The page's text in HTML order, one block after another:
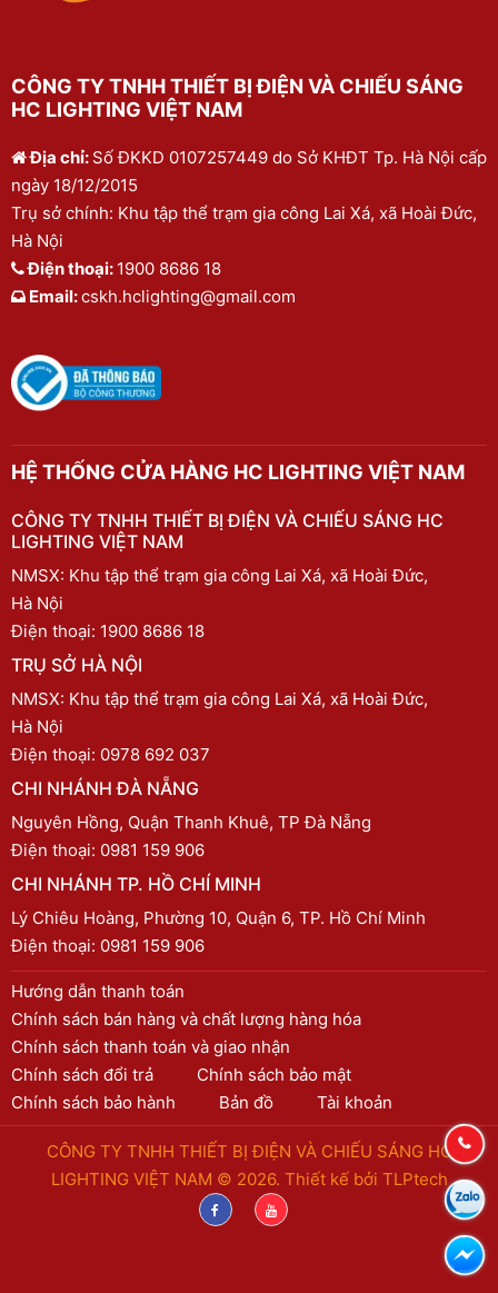
CÔNG TY TNHH THIẾT BỊ ĐIỆN VÀ CHIẾU SÁNG
HC LIGHTING VIỆT NAM
Địa chỉ: Số ĐKKD 0107257449 do Sở KHĐT Tp. Hà Nội cấp
ngày 18/12/2015
Trụ sở chính: Khu tập thể trạm gia công Lai Xá, xã Hoài Đức,
Hà Nội
Điện thoại: 1900 8686 18
Email:cskh.hclighting@gmail.com
HỆ THỐNG CỬA HÀNG HC LIGHTING VIỆT NAM
CÔNG TY TNHH THIẾT BỊ ĐIỆN VÀ CHIẾU SÁNG HC
LIGHTING VIỆT NAM
NMSX: Khu tập thể trạm gia công Lai Xá, xã Hoài Đức,
Hà Nội
Điện thoại: 1900 8686 18
TRỤ SỞ HÀ NỘI
NMSX: Khu tập thể trạm gia công Lai Xá, xã Hoài Đức,
Hà Nội
Điện thoại: 0978 692 037
CHI NHÁNH ĐÀ NẴNG
Nguyên Hồng, Quận Thanh Khuê, TP Đà Nẵng
Điện thoại: 0981 159 906
CHI NHÁNH TP. HỒ CHÍ MINH
Lý Chiêu Hoàng, Phường 10, Quận 6, TP. Hồ Chí Minh
Điện thoại: 0981 159 906
Hướng dẫn thanh toán
Chính sách bán hàng và chất lượng hàng hóa
Chính sách thanh toán và giao nhận
Chính sách đổi trả
Chính sách bảo mật
Chính sách bảo hành
Bản đồ Tài khoản
CÔNG TY TNHH THIẾT BỊ ĐIỆN VÀ CHIẾU SÁNG HC
LIGHTING VIỆT NAM © 2026. Thiết kế bởi TLPtech